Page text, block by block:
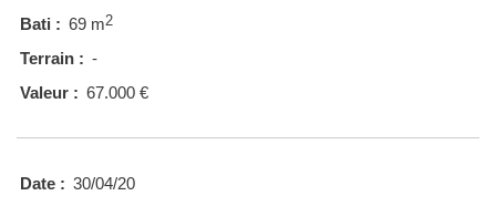
Bati : 69 m2
Terrain : -
Valeur : 67.000 €
Date : 30/04/20